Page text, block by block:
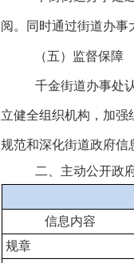
阅。同时通过街道办事
（五）监督保障
千金街道办事处
立健全组织机构，加强
规范和深化街道政府信
二、主动公开政
信息内容
规章